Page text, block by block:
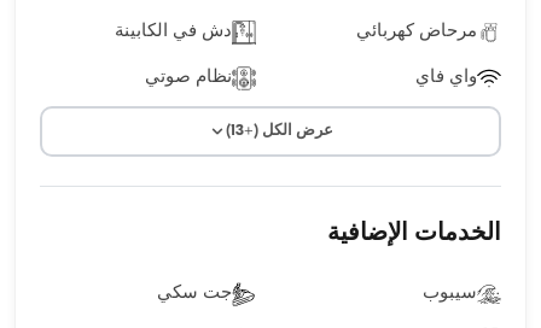
مرحاض كهربائي دش في الكابينة
واي فاي نظام صوتي
عرض الكل (+13)
الخدمات الإضافية
سيبوب جت سكي